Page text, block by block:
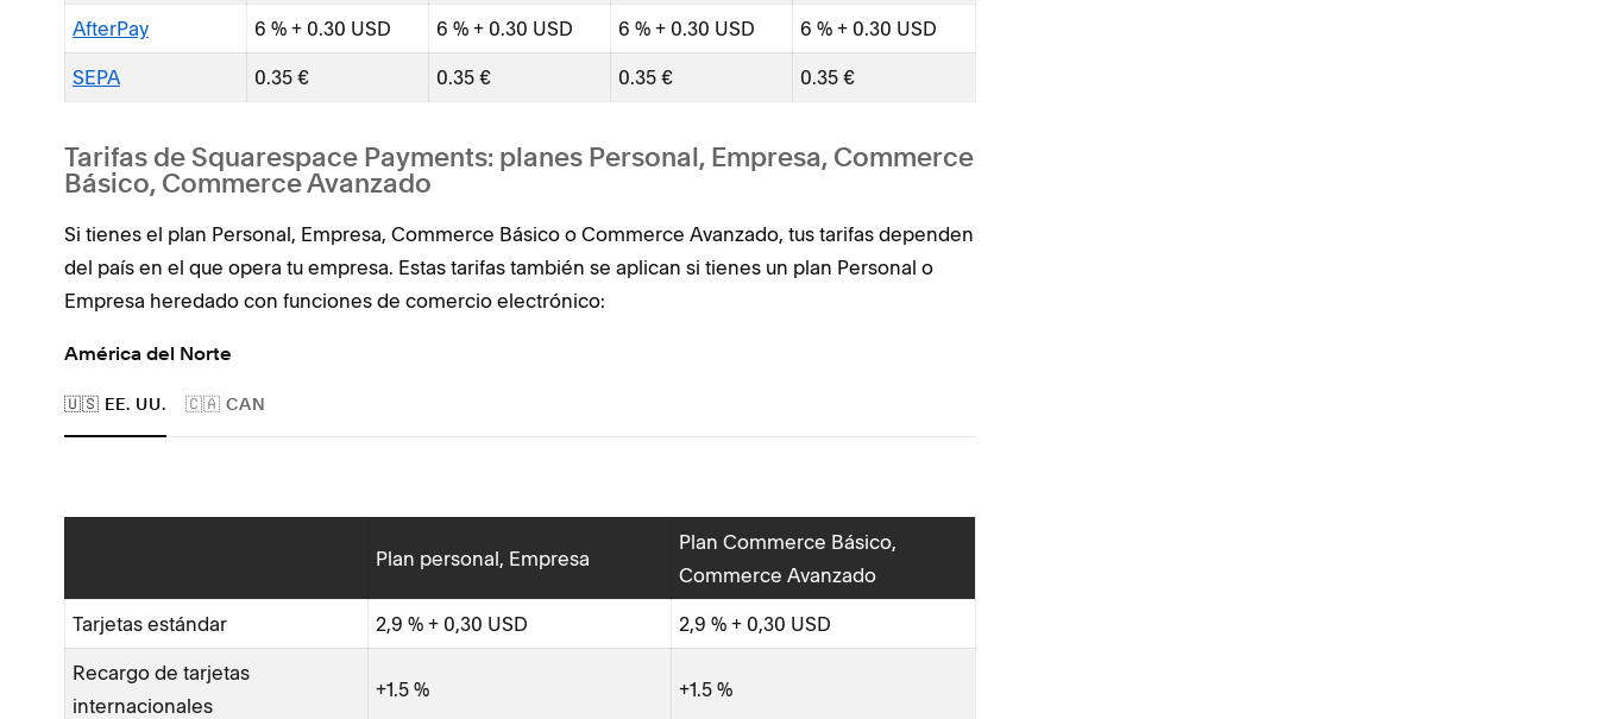
AfterPay 6 % + 0.30 USD 6 % + 0.30 USD 6 % + 0.30 USD 6 % + 0.30 USD
SEPA 0.35 € 0.35 € 0.35 € 0.35 €
Tarifas de Squarespace Payments: planes Personal, Empresa, Commerce
Básico, Commerce Avanzado
Si tienes el plan Personal, Empresa, Commerce Básico o Commerce Avanzado, tus tarifas dependen
del país en el que opera tu empresa. Estas tarifas también se aplican si tienes un plan Personal o
Empresa heredado con funciones de comercio electrónico:
América del Norte
🇺🇸 EE. UU. 🇨🇦 CAN
Plan personal, Empresa
Plan Commerce Básico,
Commerce Avanzado
Tarjetas estándar 2,9 % + 0,30 USD 2,9 % + 0,30 USD
Recargo de tarjetas
internacionales
+1.5 % +1.5 %